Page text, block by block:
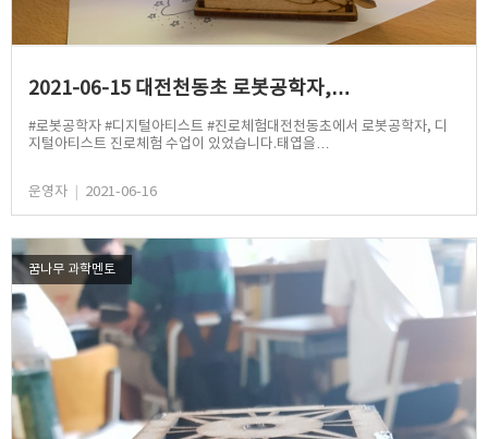
2021-06-15 대전천동초 로봇공학자,…
#로봇공학자 #디지털아티스트 #진로체험대전천동초에서 로봇공학자, 디
지털아티스트 진로체험 수업이 있었습니다.태엽을…
운영자 2021-06-16
꿈나무 과학멘토